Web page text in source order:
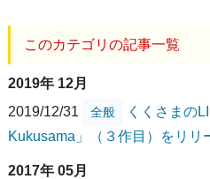
このカテゴリの記事一覧
2019年 12月
2019/12/31
全般
くくさまの
Kukusama」（３作目）をリリ
2017年 05月